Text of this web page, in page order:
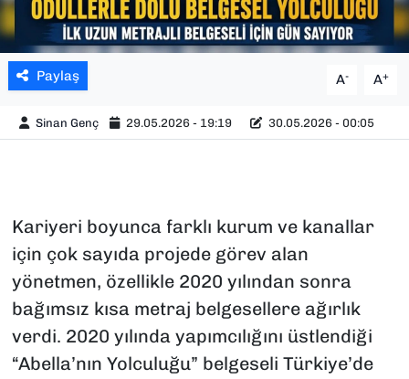
Paylaş A- A+
Sinan Genç 29.05.2026 - 19:19 30.05.2026 - 00:05
Kariyeri boyunca farklı kurum ve kanallar
için çok sayıda projede görev alan
yönetmen, özellikle 2020 yılından sonra
bağımsız kısa metraj belgesellere ağırlık
verdi. 2020 yılında yapımcılığını üstlendiği
“Abella’nın Yolculuğu” belgeseli Türkiye’de